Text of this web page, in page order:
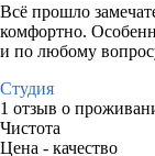
Всё прошло
комфортно.
и по любому
Студия
1 отзыв о
Чистота
Цена - качество